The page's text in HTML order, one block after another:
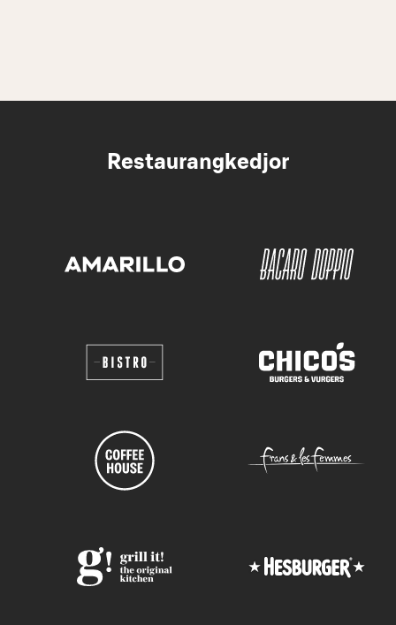
Restaurangkedjor